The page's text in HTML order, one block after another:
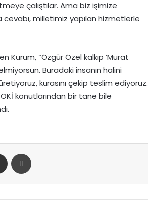
çalıştılar. Ama biz işimize
cevabı, milletimiz yapılan hizmetlerle
Kurum, “Özgür Özel kalkıp ‘Murat
Buradaki insanın halini
kurasını çekip teslim ediyoruz.
konutlarından bir tane bile
E-Posta ile paylaş